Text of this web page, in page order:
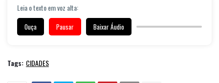
Leia o texto em voz alta:
Ouça Pausar Baixar Áudio
Tags: CIDADES